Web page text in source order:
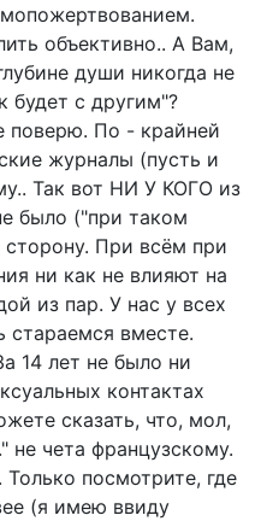
объективно.. А Вам,
души никогда не
будет с другим"?
поверю. По - крайней
журналы (пусть и
Так вот НИ У КОГО из
было ("при таком
При всём при
ни как не влияют на
из пар. У нас у всех
стараемся вместе.
14 лет не было ни
контактах
сказать, что, мол,
не чета французскому.
посмотрите, где
(я имею ввиду